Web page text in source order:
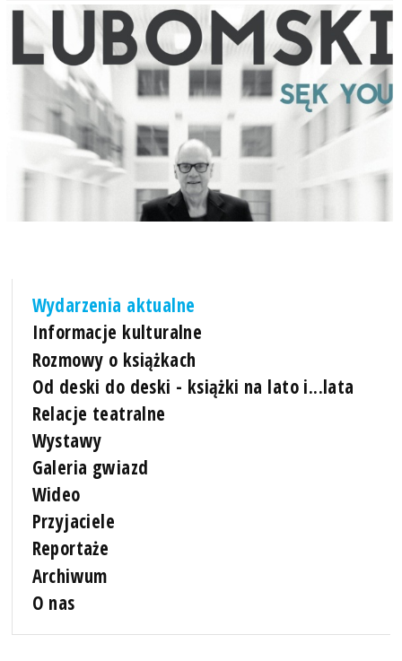
Wydarzenia aktualne
Informacje kulturalne
Rozmowy o książkach
Od deski do deski - książki na lato i...lata
Relacje teatralne
Wystawy
Galeria gwiazd
Wideo
Przyjaciele
Reportaże
Archiwum
O nas